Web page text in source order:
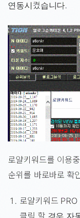
연동시켰습니다.
로얄키워드를 이용
순위를 바로바로 확
로얄키워드
클릭 할 경우 자